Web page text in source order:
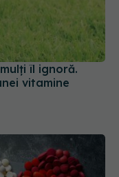
îl ignoră.
vitamine